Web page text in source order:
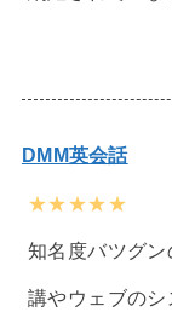
DMM英会話
★★★★★
知名度バツグ
講やウェブの